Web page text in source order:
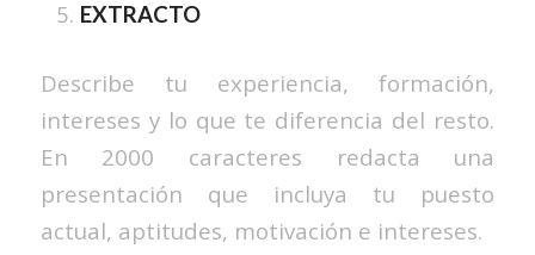
EXTRACTO
Describe tu experiencia, formación,
intereses y lo que te diferencia del resto.
En 2000 caracteres redacta una
presentación que incluya tu puesto
actual, aptitudes, motivación e intereses.